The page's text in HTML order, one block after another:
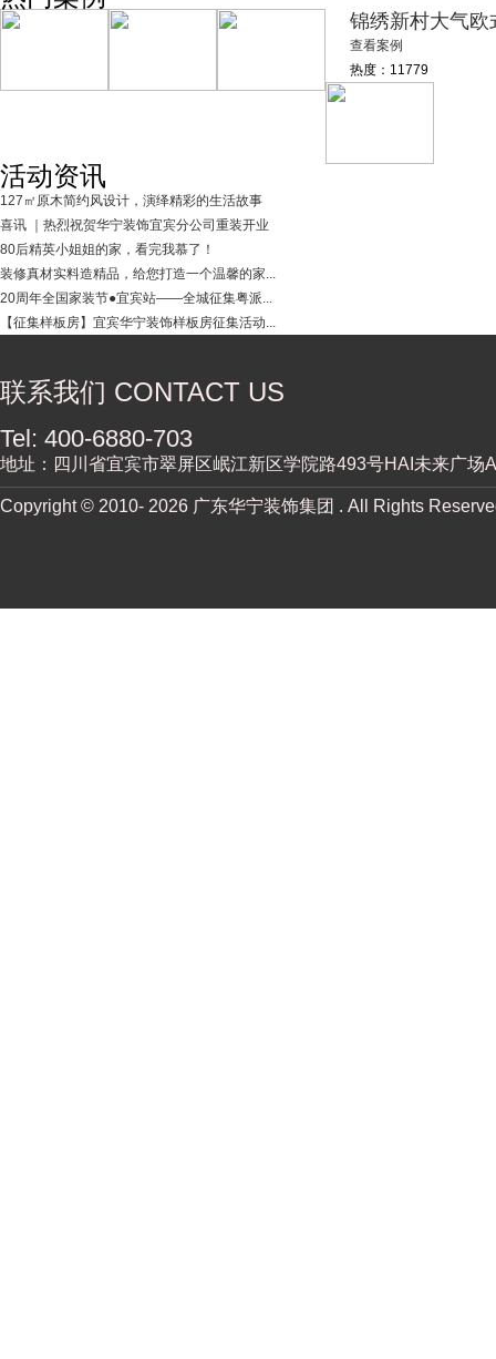
锦绣新村大气
查看案例
热度：11779
活动资讯
127㎡原木简约风设计，演绎精彩的生活故事
喜讯 ｜热烈祝贺华宁装饰宜宾分公司重装开业
80后精英小姐姐的家，看完我慕了！
装修真材实料造精品，给您打造一个温馨的家...
20周年全国家装节●宜宾站——全城征集粤派...
【征集样板房】宜宾华宁装饰样板房征集活动...
联系我们 CONTACT US
Tel: 400-6880-703
地址：四川省宜宾市翠屏区岷江新区学院路493号HAI未来广场
Copyright © 2010- 2026 广东华宁装饰集团 . All Rights